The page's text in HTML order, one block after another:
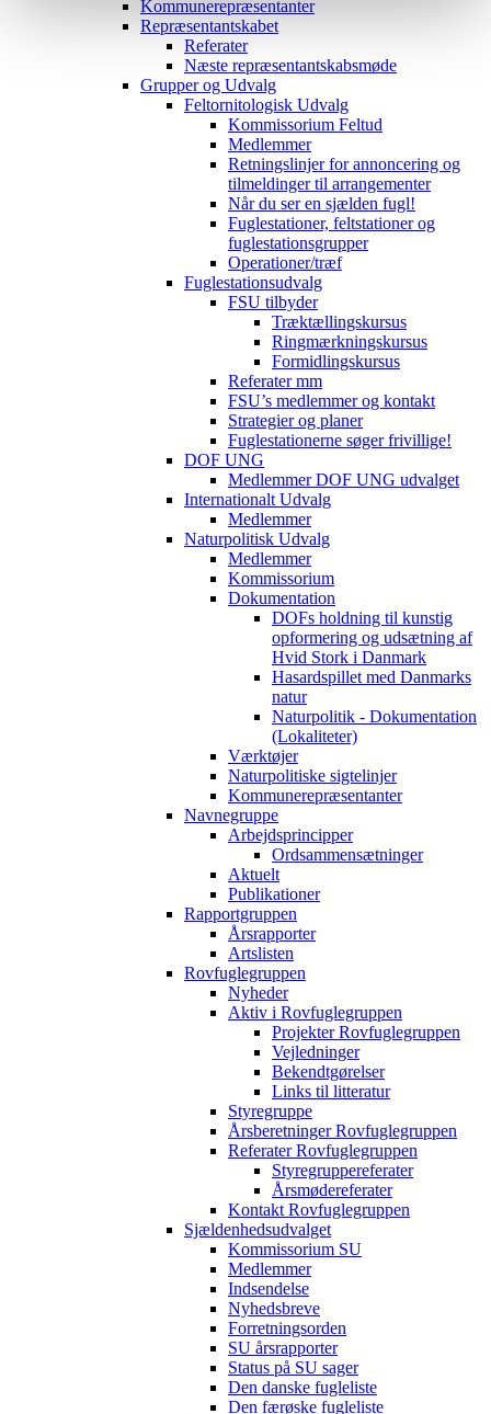
Kommunerepræsentanter
Repræsentantskabet
Referater
Næste repræsentantskabsmøde
Grupper og Udvalg
Feltornitologisk Udvalg
Kommissorium Feltud
Medlemmer
Retningslinjer for annoncering og
tilmeldinger til arrangementer
Når du ser en sjælden fugl!
Fuglestationer, feltstationer og
fuglestationsgrupper
Operationer/træf
Fuglestationsudvalg
FSU tilbyder
Træktællingskursus
Ringmærkningskursus
Formidlingskursus
Referater mm
FSU’s medlemmer og kontakt
Strategier og planer
Fuglestationerne søger frivillige!
DOF UNG
Medlemmer DOF UNG udvalget
Internationalt Udvalg
Medlemmer
Naturpolitisk Udvalg
Medlemmer
Kommissorium
Dokumentation
DOFs holdning til kunstig
opformering og udsætning af
Hvid Stork i Danmark
Hasardspillet med Danmarks
natur
Naturpolitik - Dokumentation
(Lokaliteter)
Værktøjer
Naturpolitiske sigtelinjer
Kommunerepræsentanter
Navnegruppe
Arbejdsprincipper
Ordsammensætninger
Aktuelt
Publikationer
Rapportgruppen
Årsrapporter
Artslisten
Rovfuglegruppen
Nyheder
Aktiv i Rovfuglegruppen
Projekter Rovfuglegruppen
Vejledninger
Bekendtgørelser
Links til litteratur
Styregruppe
Årsberetninger Rovfuglegruppen
Referater Rovfuglegruppen
Styregruppereferater
Årsmødereferater
Kontakt Rovfuglegruppen
Sjældenhedsudvalget
Kommissorium SU
Medlemmer
Indsendelse
Nyhedsbreve
Forretningsorden
SU årsrapporter
Status på SU sager
Den danske fugleliste
Den færøske fugleliste